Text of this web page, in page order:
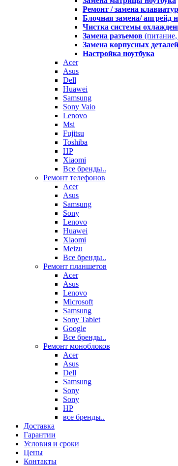
Ремонт / замена
Блочная замена/ апгрейд
Чистка системы
Замена разъемов
Замена корпусных деталей
Настройка ноутбука
Acer
Asus
Dell
Huawei
Samsung
Sony Vaio
Lenovo
Msi
Fujitsu
Toshiba
HP
Xiaomi
Все бренды..
Ремонт телефонов
Acer
Asus
Samsung
Sony
Lenovo
Huawei
Xiaomi
Meizu
Все бренды..
Ремонт планшетов
Acer
Asus
Lenovo
Microsoft
Samsung
Sony Tablet
Google
Все бренды..
Ремонт моноблоков
Acer
Asus
Dell
Samsung
Sony
Sony
HP
все бренды..
Доставка
Гарантии
Условия и сроки
Цены
Контакты